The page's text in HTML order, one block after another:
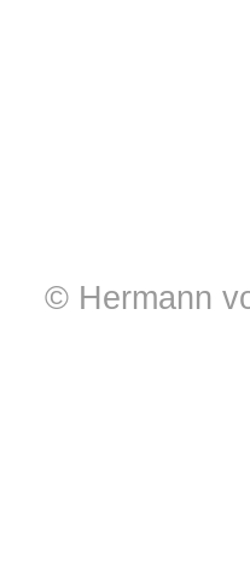
© Hermann